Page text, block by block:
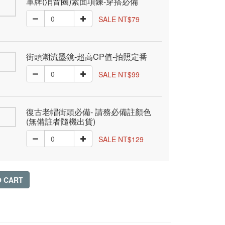
SALE NT$79
街頭潮流墨鏡-超高CP值-拍照定番
SALE NT$99
復古老帽街頭必備- 請務必備註顏色
(無備註者隨機出貨)
SALE NT$129
CART